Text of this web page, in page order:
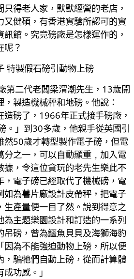
得老人家，默默經營的老店，
又健碩，有香港實驗所認可的實
館。究竟磅廠是怎樣運作的，
呢？
特製假石磅引動物上磅
第二代老闆梁渭潮先生，13歲開
製造機械秤和地磅。他說：
造磅了，1966年正式接手磅廠，
。」到30多歲，他親手從英國引
然50歲才轉型製作電子磅，但電
分之一，可以自動顯重﹐加入電
據，令這位貪玩的老先生樂此不
，電子磅已經取代了機械磅，電
如為薯片廠設計皮帶秤，把電子
生產量便一目了然。說到得意之
為主題樂園設計和訂造的一系列
吊磅，曾為鱷魚貝貝及海獅海豹
因為不能強迫動物上磅，所以便
，騙牠們自動上磅，從而計算體
功感。」